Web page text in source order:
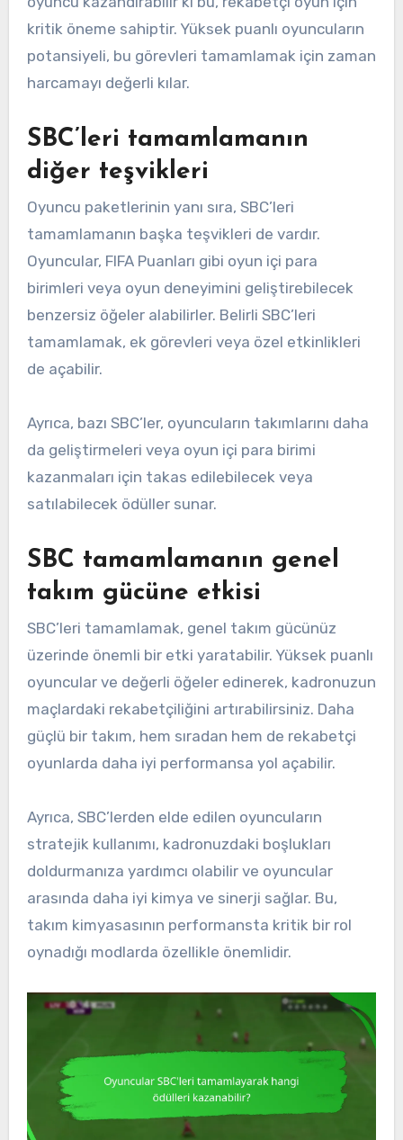
kritik öneme sahiptir. Yüksek puanlı oyuncuların
potansiyeli, bu görevleri tamamlamak için zaman
harcamayı değerli kılar.
SBC’leri tamamlamanın
diğer teşvikleri
Oyuncu paketlerinin yanı sıra, SBC’leri
tamamlamanın başka teşvikleri de vardır.
Oyuncular, FIFA Puanları gibi oyun içi para
birimleri veya oyun deneyimini geliştirebilecek
benzersiz öğeler alabilirler. Belirli SBC’leri
tamamlamak, ek görevleri veya özel etkinlikleri
de açabilir.
Ayrıca, bazı SBC’ler, oyuncuların takımlarını daha
da geliştirmeleri veya oyun içi para birimi
kazanmaları için takas edilebilecek veya
satılabilecek ödüller sunar.
SBC tamamlamanın genel
takım gücüne etkisi
SBC’leri tamamlamak, genel takım gücünüz
üzerinde önemli bir etki yaratabilir. Yüksek puanlı
oyuncular ve değerli öğeler edinerek, kadronuzun
maçlardaki rekabetçiliğini artırabilirsiniz. Daha
güçlü bir takım, hem sıradan hem de rekabetçi
oyunlarda daha iyi performansa yol açabilir.
Ayrıca, SBC’lerden elde edilen oyuncuların
stratejik kullanımı, kadronuzdaki boşlukları
doldurmanıza yardımcı olabilir ve oyuncular
arasında daha iyi kimya ve sinerji sağlar. Bu,
takım kimyasasının performansta kritik bir rol
oynadığı modlarda özellikle önemlidir.